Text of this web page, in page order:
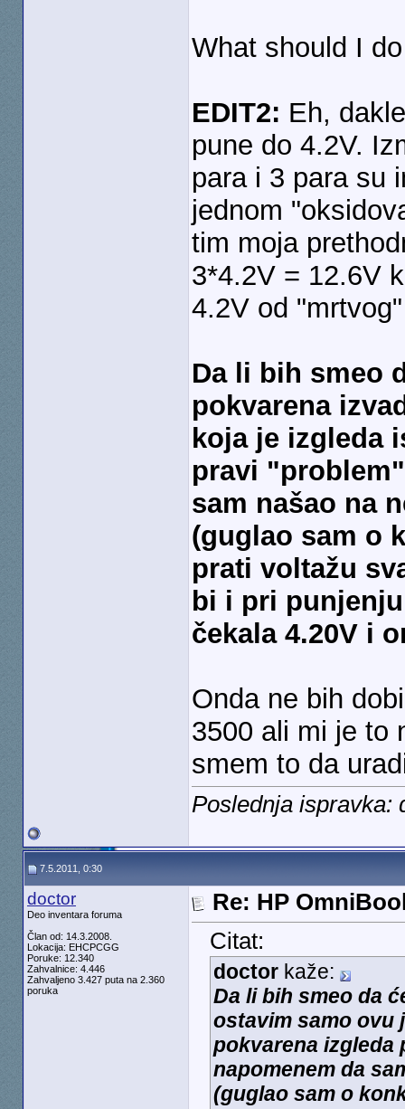
What should I
EDIT2: Eh,
pune do 4.2V.
para i 3 para su
jednom
tim moja
3*4.2V = 12.6V
4.2V od
Da li bih smeo
pokvarena
koja je izgleda
pravi
sam našao na
(guglao sam o
prati voltažu
bi i pri
čekala 4.20V i
Onda ne bih
3500 ali mi je to
smem to da
Poslednja ispravka:
7.5.2011, 0:30
doctor
Deo inventara foruma
Član od: 14.3.2008.
Lokacija: EHCPCGG
Poruke: 12.340
Zahvalnice: 4.446
Zahvaljeno 3.427 puta na 2.360
poruka
Re: HP
Citat:
doctorkaže:
Da li bih smeo da
ostavim samo ovu
pokvarena izgleda
napomenem da
(guglao sam o